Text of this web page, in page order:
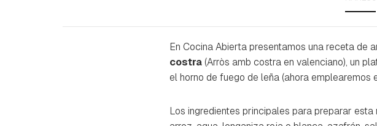
En Cocina Abierta presentamos una receta de
costra(Arròs amb costraen valenciano), un
el horno de fuego de leña (ahora emplearemos
Los ingredientes principales para preparar